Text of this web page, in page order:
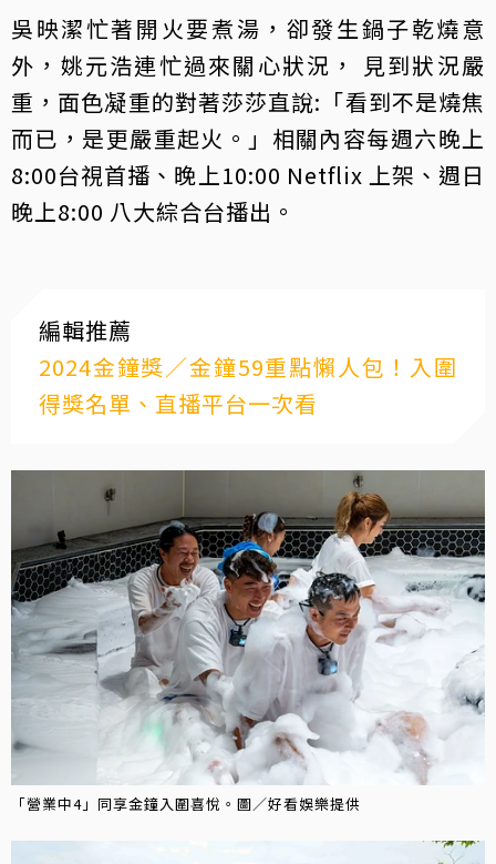
吳映潔忙著開火要煮湯，卻發生鍋子乾燒意
外，姚元浩連忙過來關心狀況， 見到狀況嚴
重，面色凝重的對著莎莎直說:「看到不是燒焦
而已，是更嚴重起火。」相關內容每週六晚上
8:00台視首播、晚上10:00 Netflix 上架、週日
晚上8:00 八大綜合台播出。
編輯推薦
2024金鐘獎／金鐘59重點懶人包！入圍
得獎名單、直播平台一次看
「營業中4」同享金鐘入圍喜悅。圖／好看娛樂提供